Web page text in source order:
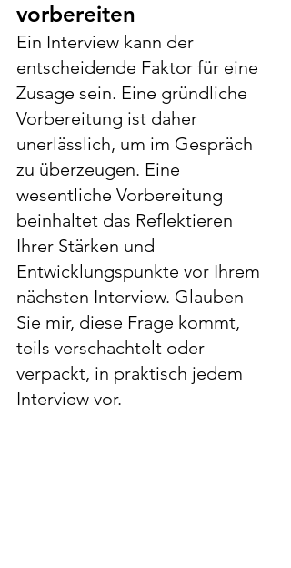
vorbereiten
Ein Interview kann der
entscheidende Faktor für eine
Zusage sein. Eine gründliche
Vorbereitung ist daher
unerlässlich, um im Gespräch
zu überzeugen. Eine
wesentliche Vorbereitung
beinhaltet das Reflektieren
Ihrer Stärken und
Entwicklungspunkte vor Ihrem
nächsten Interview. Glauben
Sie mir, diese Frage kommt,
teils verschachtelt oder
verpackt, in praktisch jedem
Interview vor.